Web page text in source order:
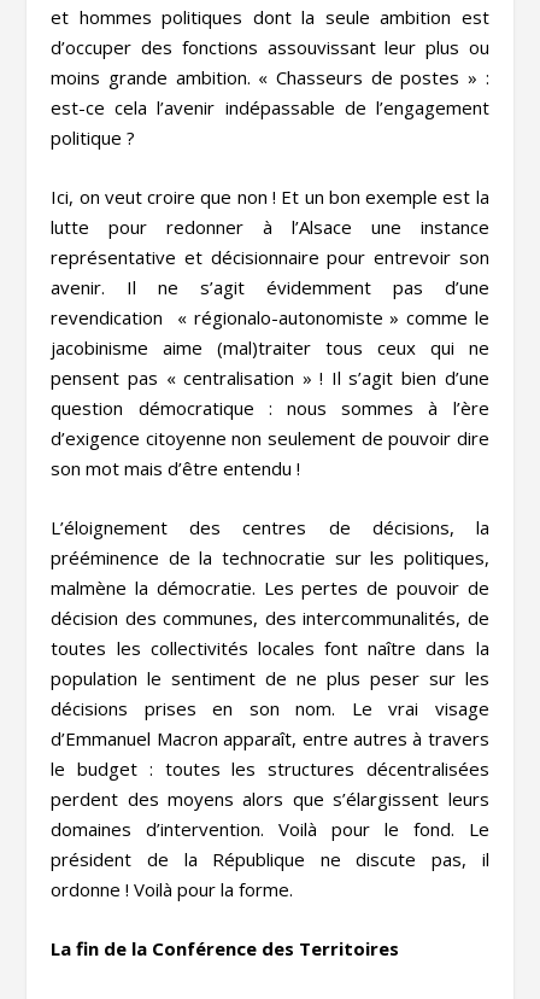
et hommes politiques dont la seule ambition est
d’occuper des fonctions assouvissant leur plus ou
moins grande ambition. « Chasseurs de postes » :
est-ce cela l’avenir indépassable de l’engagement
politique ?
Ici, on veut croire que non ! Et un bon exemple est la
lutte pour redonner à l’Alsace une instance
représentative et décisionnaire pour entrevoir son
avenir. Il ne s’agit évidemment pas d’une
revendication « régionalo-autonomiste » comme le
jacobinisme aime (mal)traiter tous ceux qui ne
pensent pas « centralisation » ! Il s’agit bien d’une
question démocratique : nous sommes à l’ère
d’exigence citoyenne non seulement de pouvoir dire
son mot mais d’être entendu !
L’éloignement des centres de décisions, la
prééminence de la technocratie sur les politiques,
malmène la démocratie. Les pertes de pouvoir de
décision des communes, des intercommunalités, de
toutes les collectivités locales font naître dans la
population le sentiment de ne plus peser sur les
décisions prises en son nom. Le vrai visage
d’Emmanuel Macron apparaît, entre autres à travers
le budget : toutes les structures décentralisées
perdent des moyens alors que s’élargissent leurs
domaines d’intervention. Voilà pour le fond. Le
président de la République ne discute pas, il
ordonne ! Voilà pour la forme.
La fin de la Conférence des Territoires